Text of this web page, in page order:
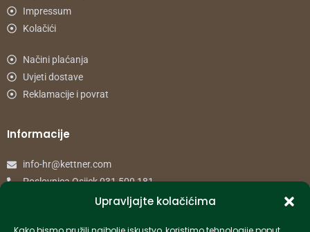
Upravljajte kolačićima
Impressum
Kolačići
Načini plaćanja
Uvjeti dostave
Reklamacije i povrat
Informacije
info-hr@kettner.com
Poslovnica Osijek 031 500 181
Poslovnica Zagreb 01 7798 900